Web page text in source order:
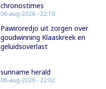
chronostimes
06-aug-2026 - 22:10
Pawiroredjo uit zorgen over
goudwinning Klaaskreek en
geluidsoverlast
suriname herald
06-aug-2026 - 22:02